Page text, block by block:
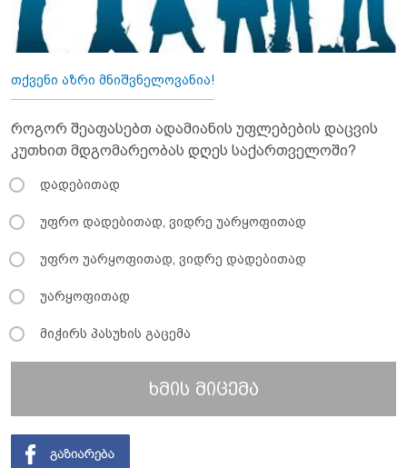
თქვენი აზრი მნიშვნელოვანია!
როგორ შეაფასებთ ადამიანის უფლებების დაცვის
კუთხით მდგომარეობას დღეს საქართველოში?
დადებითად
უფრო დადებითად, ვიდრე უარყოფითად
უფრო უარყოფითად, ვიდრე დადებითად
უარყოფითად
მიჭირს პასუხის გაცემა
ხმის მიცემა